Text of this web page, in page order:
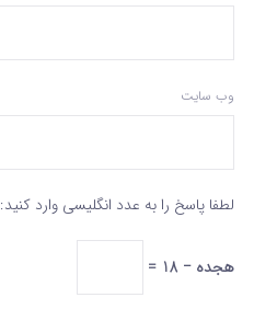
وب‌ سایت
لطفا پاسخ را به عدد انگلیسی وارد کنید:
هجده − 18 =